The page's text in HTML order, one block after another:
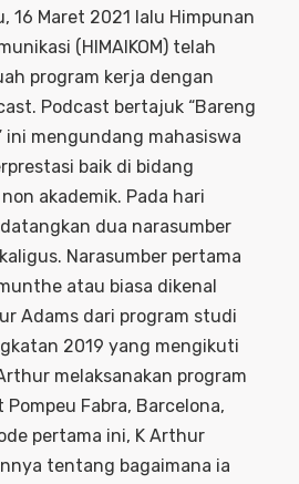
16 Maret 2021 lalu Himpunan
(HIMAIKOM) telah
program kerja dengan
Podcast bertajuk “Bareng
ini mengundang mahasiswa
baik di bidang
akademik. Pada hari
dua narasumber
Narasumber pertama
atau biasa dikenal
Adams dari program studi
2019 yang mengikuti
melaksanakan program
Fabra, Barcelona,
pertama ini, K Arthur
tentang bagaimana ia